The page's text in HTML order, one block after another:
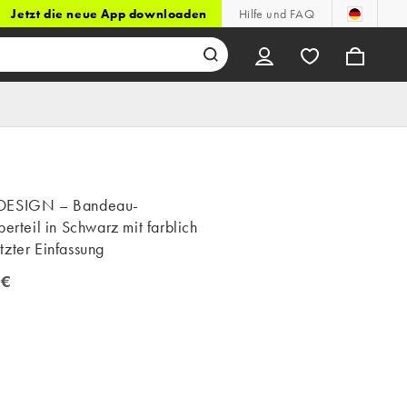
Jetzt die neue App downloaden Hilfe und FAQ
– Bandeau-
in Schwarz mit farblich
Einfassung